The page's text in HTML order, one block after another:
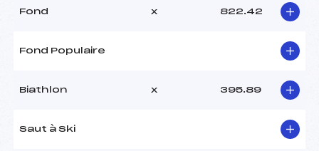
Fond x 822.42
Fond Populaire
Biathlon x 395.89
Saut à Ski